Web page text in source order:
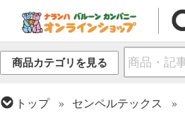
商品カテゴリを見る
トップ センペルテックス